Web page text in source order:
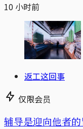
10 小时前
返工这回事
仅限会员
辅导是迎向他者